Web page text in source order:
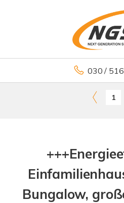
030 /
1
Bungalow,